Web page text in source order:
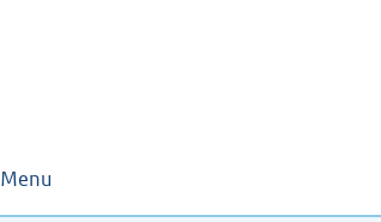
Menu